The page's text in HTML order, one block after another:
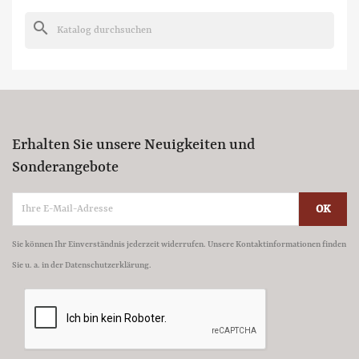
search
Erhalten Sie unsere Neuigkeiten und
Sonderangebote
Sie können Ihr Einverständnis jederzeit widerrufen. Unsere Kontaktinformationen finden
Sie u. a. in der Datenschutzerklärung.